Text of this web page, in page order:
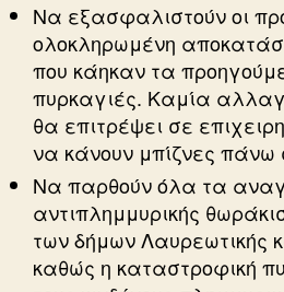
Να εξασφαλιστούν οι
ολοκληρωμένη
που κάηκαν τα
πυρκαγιές. Καμία
θα επιτρέψει σε
να κάνουν μπίζνες
Να παρθούν όλα τα
αντιπλημμυρικής
των δήμων Λαυρεωτικής
καθώς η καταστροφική